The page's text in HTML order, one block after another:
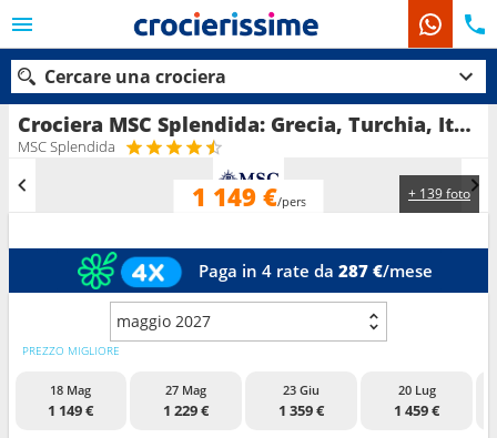
Crociera MSC Splendida: Grecia, Turchia, Italia in partenza da Bari
MSC Splendida
+ 139 foto
1 149 €/pers
Paga in 4 rate da 287 €/mese
maggio 2027
PREZZO MIGLIORE
18 Mag
1 149 €
27 Mag
1 229 €
23 Giu
1 359 €
20 Lug
1 459 €
Cercare una crociera
Le nostre destinazioni
Mesi di partenza
Porti Compagnie